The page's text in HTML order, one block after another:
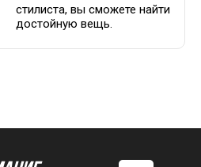
стилиста, вы сможете найти
достойную вещь.